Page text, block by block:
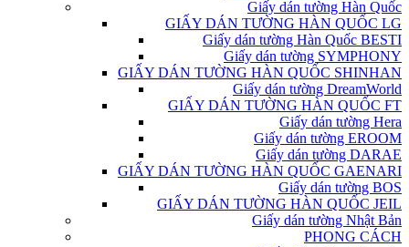
Giấy dán tường Hàn Quốc
GIẤY DÁN TƯỜNG HÀN QUỐC LG
Giấy dán tường Hàn Quốc BESTI
Giấy dán tường SYMPHONY
GIẤY DÁN TƯỜNG HÀN QUỐC SHINHAN
Giấy dán tường DreamWorld
GIẤY DÁN TƯỜNG HÀN QUỐC FT
Giấy dán tường Hera
Giấy dán tường EROOM
Giấy dán tường DARAE
GIẤY DÁN TƯỜNG HÀN QUỐC GAENARI
Giấy dán tường BOS
GIẤY DÁN TƯỜNG HÀN QUỐC JEIL
Giấy dán tường Nhật Bản
PHONG CÁCH